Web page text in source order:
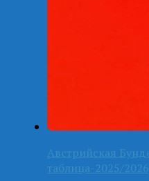
Австрийская
таблица-2025/